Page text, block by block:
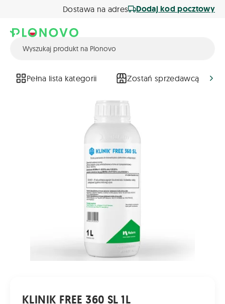
Dostawa na adres Dodaj kod pocztowy
Pełna lista kategorii Zostań sprzedawcą
KLINIK FREE 360 SL 1L